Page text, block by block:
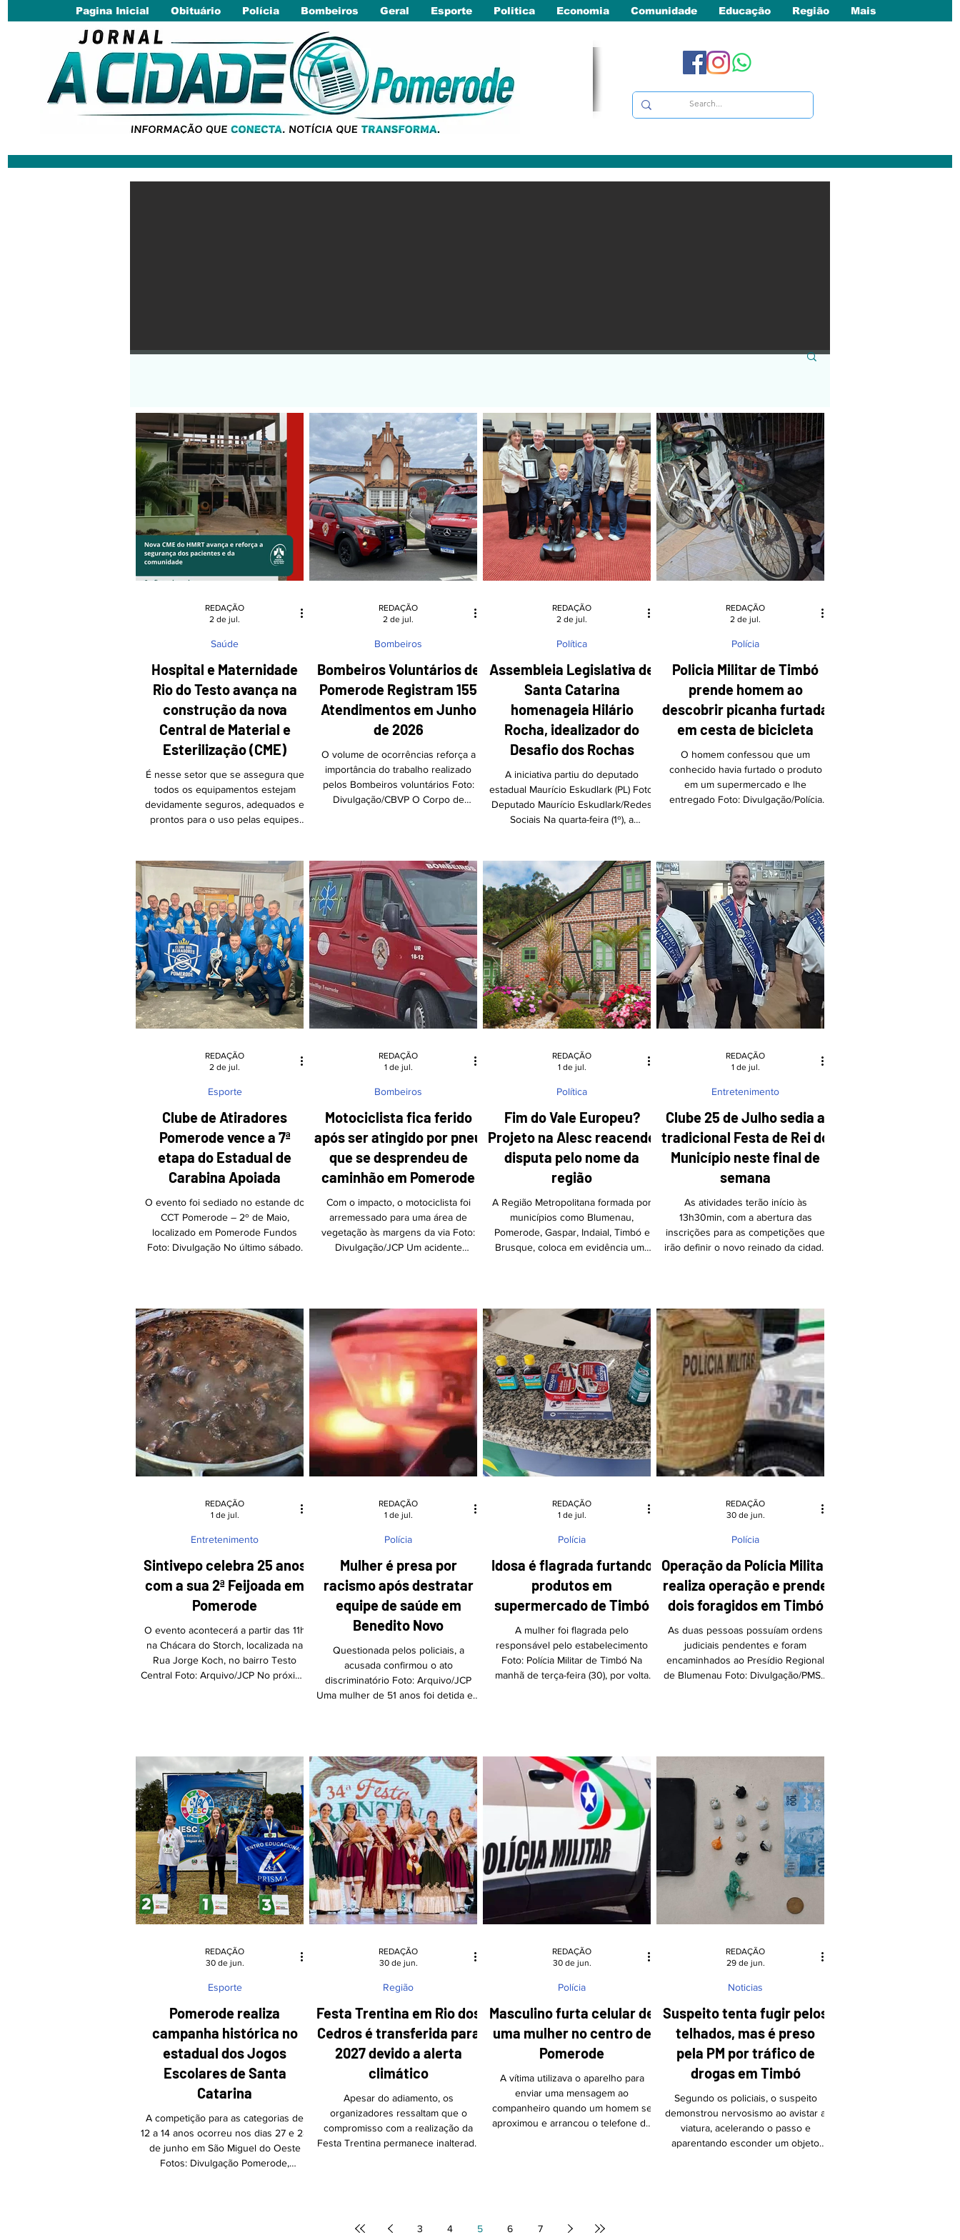
Pagina Inicial Obituário Polícia Bombeiros Geral Esporte Politica Economia Comunidade Educação Região Mais
Hospital e Maternidade
Rio do Testo avança na
construção da nova
Central de Material e
Esterilização (CME)
É nesse setor que se assegura que
todos os equipamentos estejam
devidamente seguros, adequados e
prontos para o uso pelas equipes
Testo (HMRT) está em fase avançada
das obras da sua nova Central de
Material e Esterilização (CME), um
investimento fundamental para
garantir a segurança dos pacientes, a
qualidade dos atendimentos e o
fortalecimento da saúde em
Pomerode. A CME desempenha um
papel crucial no prepar
Saúde
REDAÇÃO
2 de jul.
Bombeiros Voluntários de
Pomerode Registram 155
Atendimentos em Junho
de 2026
O volume de ocorrências reforça a
importância do trabalho realizado
pelos Bombeiros voluntários Foto:
Divulgação/CBVP O Corpo de
registrando um total de 155
atendimentos ao longo do mês. Além
do expressivo número de chamados,
a corporação contabilizou 4.115 horas
de serviço voluntário dedicadas à
comunidade, atendeu 100 pessoas,
percorreu 4.109 quilômetros pelas
equipes e contou c
Bombeiros
REDAÇÃO
2 de jul.
Assembleia Legislativa de
Santa Catarina
homenageia Hilário
Rocha, idealizador do
Desafio dos Rochas
A iniciativa partiu do deputado
estadual Maurício Eskudlark (PL) Foto:
Deputado Maurício Eskudlark/Redes
Sociais Na quarta-feira (1º), a
ao pomerodense Hilário Rocha,
idealizador do Desafio dos Rochas,
Mountain Bike Marathon, um dos
maiores eventos de mountain bike do
Brasil, realizado em Pomerode. A
iniciativa partiu do deputado estadual
Maurício Eskudlark (PL), em
reconhecimento à trajetória de Rocha
e à rel
Política
REDAÇÃO
2 de jul.
Policia Militar de Timbó
prende homem ao
descobrir picanha furtada
em cesta de bicicleta
O homem confessou que um
conhecido havia furtado o produto
em um supermercado e lhe
entregado Foto: Divulgação/Polícia
Timbó, terminou com a prisão de um
homem de 40 anos na noite desta
quarta-feira (1º). Durante
patrulhamento, os policiais revistaram
um grupo que consumia bebidas
alcoólicas em frente a um imóvel
desativado. Na cesta da bicicleta de
um dos homens, foi
Polícia
REDAÇÃO
2 de jul.
Clube de Atiradores
Pomerode vence a 7ª
etapa do Estadual de
Carabina Apoiada
O evento foi sediado no estande do
CCT Pomerode – 2º de Maio,
localizado em Pomerode Fundos
Foto: Divulgação No último sábado,
conquistar a vitória na 7ª etapa da
competição. O evento foi sediado no
estande do CCT Pomerode – 2º de
Maio, localizado em Pomerode
Fundos, onde a equipe local somou
impressionantes 1.196 pontos,
garantindo assim o primeiro lugar na
etapa e se aproxima
Esporte
REDAÇÃO
2 de jul.
Motociclista fica ferido
após ser atingido por pneu
que se desprendeu de
caminhão em Pomerode
Com o impacto, o motociclista foi
arremessado para uma área de
vegetação às margens da via Foto:
Divulgação/JCP Um acidente
acordo com os Bombeiros
Voluntários de Pomerode, na
chamada da ocorrência foi informado
como uma colisão entre um caminhão
e uma motocicleta. Contudo, ao
chegarem ao local, os socorristas
constataram que a causa do acidente
foi o desprendimento de
Bombeiros
REDAÇÃO
1 de jul.
Fim do Vale Europeu?
Projeto na Alesc reacende
disputa pelo nome da
região
A Região Metropolitana formada por
municípios como Blumenau,
Pomerode, Gaspar, Indaial, Timbó e
Brusque, coloca em evidência uma
Turismo SC O debate em torno do
nome “Vale Europeu” reacende
discussões profundas sobre
identidade, memória e
representatividade na região
Metropolitana do Vale do Itajaí, em
Santa Catarina. A proposta do
deputado Marquito (PSOL) de revogar
a Lei
Política
REDAÇÃO
1 de jul.
Clube 25 de Julho sedia a
tradicional Festa de Rei do
Município neste final de
semana
As atividades terão início às
13h30min, com a abertura das
inscrições para as competições que
irão definir o novo reinado da cidade
parceria com o Clube Cultural
Recreativo e Esportivo 25 de Julho,
realiza a tradicional Festa de Rei do
Município. O evento acontecerá nas
dependências do Clube 25 de Julho,
localizado em Testo Rega, e promete
reunir toda a comunidade para um dia
de es
Entretenimento
REDAÇÃO
1 de jul.
Sintivepo celebra 25 anos
com a sua 2ª Feijoada em
Pomerode
O evento acontecerá a partir das 11h
na Chácara do Storch, localizada na
Rua Jorge Koch, no bairro Testo
Central Foto: Arquivo/JCP No próximo
comemoração aos 25 anos de
história da entidade. O evento
acontecerá a partir das 11h na
Chácara do Storch, localizada na Rua
Jorge Koch, no bairro Testo Central.
A pro
Entretenimento
REDAÇÃO
1 de jul.
Mulher é presa por
racismo após destratar
equipe de saúde em
Benedito Novo
Questionada pelos policiais, a
acusada confirmou o ato
discriminatório Foto: Arquivo/JCP
Uma mulher de 51 anos foi detida em
racistas contra uma profissional da
unidade de saúde. A Polícia Militar foi
acionada por volta das 19h50min,
para conter a acusada, que já
destratava a equipe de enfermagem
devido a um atendimento. Segundo a
vítima, ao tentar acalmar a mulher, est
Polícia
REDAÇÃO
1 de jul.
Idosa é flagrada furtando
produtos em
supermercado de Timbó
A mulher foi flagrada pelo
responsável pelo estabelecimento
Foto: Polícia Militar de Timbó Na
manhã de terça-feira (30), por volta
responsável pelo estabelecimento,
que acompanhava as câmeras de
monitoramento, enquanto escondia
diversos produtos dentro de sua
bolsa. Ao passar pelo caixa para
pagar, ela efetu
Polícia
REDAÇÃO
1 de jul.
Operação da Polícia Militar
realiza operação e prende
dois foragidos em Timbó
As duas pessoas possuíam ordens
judiciais pendentes e foram
encaminhados ao Presídio Regional
de Blumenau Foto: Divulgação/PMSC
no Bairro das Nações. Uma mulher
de 42 anos, com histórico conhecido
junto à Justiça, foi abordada e, após
consulta ao sistema eletrônico
Polícia
REDAÇÃO
30 de jun.
Pomerode realiza
campanha histórica no
estadual dos Jogos
Escolares de Santa
Catarina
A competição para as categorias de
12 a 14 anos ocorreu nos dias 27 e 28
de junho em São Miguel do Oeste
Fotos: Divulgação Pomerode,
Esporte
REDAÇÃO
30 de jun.
Festa Trentina em Rio dos
Cedros é transferida para
2027 devido a alerta
climático
Apesar do adiamento, os
organizadores ressaltam que o
compromisso com a realização da
Festa Trentina permanece inalterado
foi comunicada oficialmente pelo
Região
REDAÇÃO
30 de jun.
Masculino furta celular de
uma mulher no centro de
Pomerode
A vítima utilizava o aparelho para
enviar uma mensagem ao
companheiro quando um homem se
aproximou e arrancou o telefone de
com o boletim de ocorrência
Polícia
REDAÇÃO
30 de jun.
Suspeito tenta fugir pelos
telhados, mas é preso
pela PM por tráfico de
drogas em Timbó
Segundo os policiais, o suspeito
demonstrou nervosismo ao avistar a
viatura, acelerando o passo e
aparentando esconder um objeto
Noticias
REDAÇÃO
29 de jun.
3 4 5 6 7